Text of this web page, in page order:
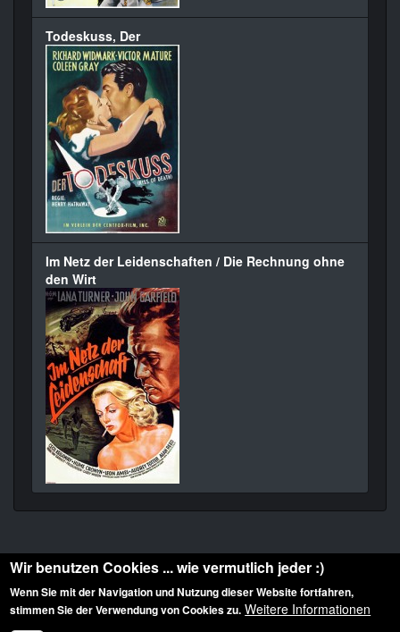
Todeskuss, Der
Im Netz der Leidenschaften / Die Rechnung ohne
den Wirt
Diese Website ist urheberrechtlich geschützt: © 2010-2026 der Film Noir de. Alle
Wir benutzen Cookies ... wie vermutlich jeder :)
Wenn Sie mit der Navigation und Nutzung dieser Website fortfahren,
stimmen Sie der Verwendung von Cookies zu. Weitere Informationen